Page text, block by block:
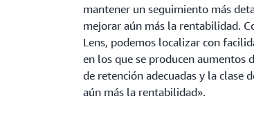
mantener un seguimiento más
mejorar aún más la rentabilidad.
Lens, podemos localizar con
en los que se producen aumentos
de retención adecuadas y la clase
aún más la rentabilidad».